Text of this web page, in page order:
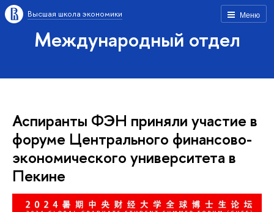
Меню
Высшая школа экономики
Международный отдел
Аспиранты ФЭН приняли участие в
форуме Центрального финансово-
экономического университета в
Пекине